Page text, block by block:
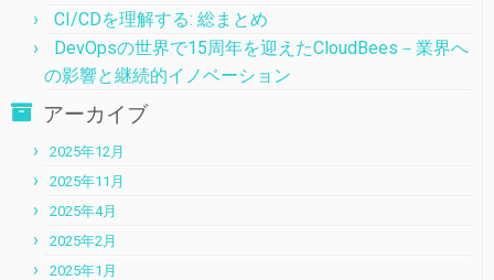
CI/CDを理解する: 総まとめ
DevOpsの世界で15周年を迎えたCloudBees－業界へ
の影響と継続的イノベーション
アーカイブ
2025年12月
2025年11月
2025年4月
2025年2月
2025年1月